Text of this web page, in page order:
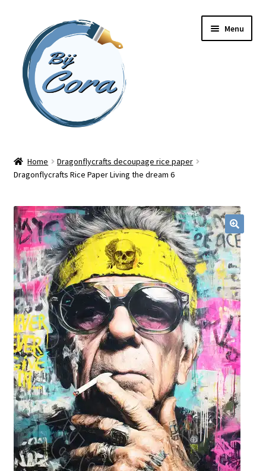
naar
navigatie
inhoud
Menu
Workshops
Online cursussen
Shop
Blog / DIY / Tutorials
Over mij
Contact
Home
Dragonflycrafts decoupage rice paper
Dragonflycrafts Rice Paper Living the dream 6